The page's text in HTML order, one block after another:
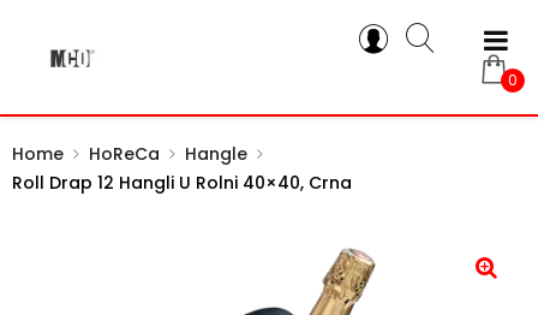
0
Home HoReCa
Hangle
Roll Drap 12 Hangli U Rolni 40×40, Crna